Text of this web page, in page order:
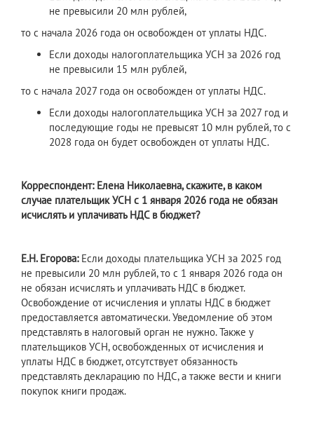
не превысили 20 млн рублей,
то с начала 2026 года он освобожден от уплаты НДС.
Если доходы налогоплательщика УСН за 2026 год
не превысили 15 млн рублей,
то с начала 2027 года он освобожден от уплаты НДС.
Если доходы налогоплательщика УСН за 2027 год и
последующие годы не превысят 10 млн рублей, то с
2028 года он будет освобожден от уплаты НДС.
Корреспондент: Елена Николаевна, скажите, в каком
случае плательщик УСН с 1 января 2026 года не обязан
исчислять и уплачивать НДС в бюджет?
Е.Н. Егорова: Если доходы плательщика УСН за 2025 год
не превысили 20 млн рублей, то с 1 января 2026 года он
не обязан исчислять и уплачивать НДС в бюджет.
Освобождение от исчисления и уплаты НДС в бюджет
предоставляется автоматически. Уведомление об этом
представлять в налоговый орган не нужно. Также у
плательщиков УСН, освобожденных от исчисления и
уплаты НДС в бюджет, отсутствует обязанность
представлять декларацию по НДС, а также вести и книги
покупок книги продаж.